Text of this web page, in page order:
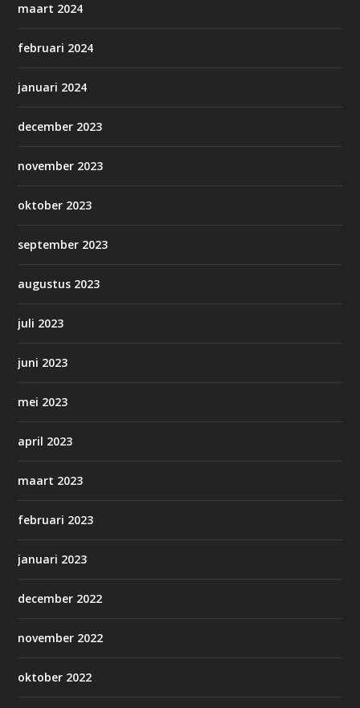
maart 2024
februari 2024
januari 2024
december 2023
november 2023
oktober 2023
september 2023
augustus 2023
juli 2023
juni 2023
mei 2023
april 2023
maart 2023
februari 2023
januari 2023
december 2022
november 2022
oktober 2022